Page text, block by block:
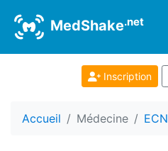
MedShake.net
Inscription
Accueil Médecine ECN